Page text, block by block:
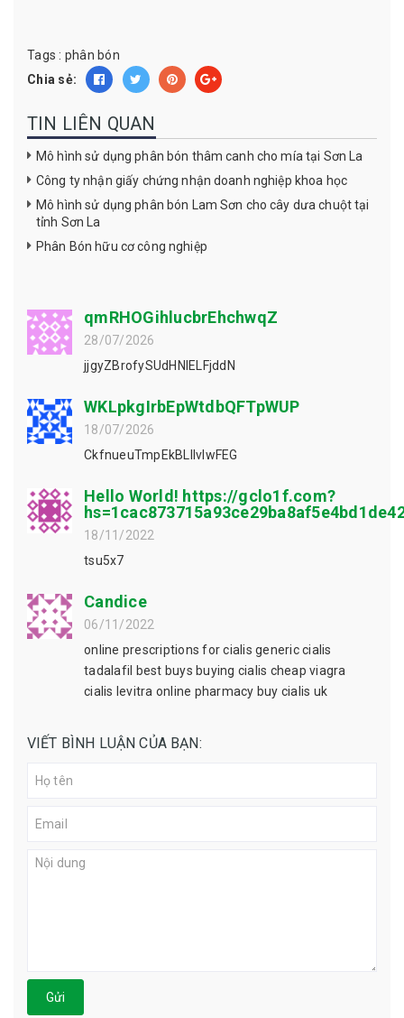
Tags : phân bón
Chia sẻ:
TIN LIÊN QUAN
Mô hình sử dụng phân bón thâm canh cho mía tại Sơn La
Công ty nhận giấy chứng nhận doanh nghiệp khoa học
Mô hình sử dụng phân bón Lam Sơn cho cây dưa chuột tại
tỉnh Sơn La
Phân Bón hữu cơ công nghiệp
qmRHOGihlucbrEhchwqZ
28/07/2026
jjgyZBrofySUdHNlELFjddN
WKLpkgIrbEpWtdbQFTpWUP
18/07/2026
CkfnueuTmpEkBLIlvIwFEG
Hello World! https://gclo1f.com?
18/11/2022
tsu5x7
Candice
06/11/2022
online prescriptions for cialis generic cialis
tadalafil best buys buying cialis cheap viagra
cialis levitra online pharmacy buy cialis uk
VIẾT BÌNH LUẬN CỦA BẠN:
Gửi